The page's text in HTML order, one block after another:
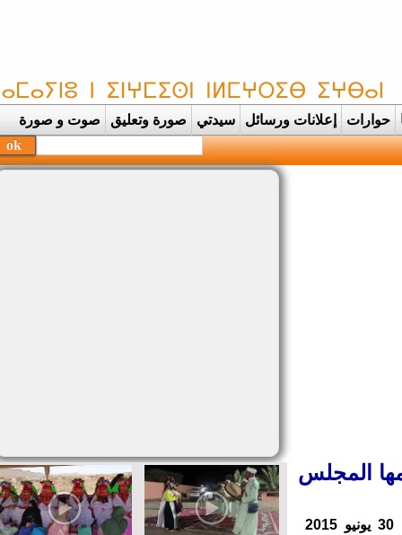
حوارات إعلانات ورسائل سيدتي صورة وتعليق صوت و صورة
بحفظة ا |
المجلس